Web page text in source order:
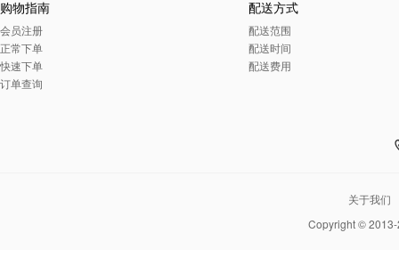
购物指南
会员注册
正常下单
快速下单
订单查询
配送方式
配送范围
配送时间
配送费用
关于我们
Copyright ©